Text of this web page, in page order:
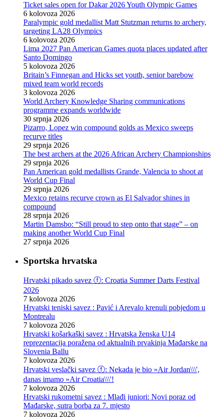
Ticket sales open for Dakar 2026 Youth Olympic Games
6 kolovoza 2026
Paralympic gold medallist Matt Stutzman returns to archery,
targeting LA28 Olympics
6 kolovoza 2026
Lima 2027 Pan American Games quota places updated after
Santo Domingo
5 kolovoza 2026
Britain’s Finnegan and Hicks set youth, senior barebow
mixed team world records
3 kolovoza 2026
World Archery Knowledge Sharing communications
programme expands worldwide
30 srpnja 2026
Pizarro, Lopez win compound golds as Mexico sweeps
recurve titles
29 srpnja 2026
The best archers at the 2026 African Archery Championships
29 srpnja 2026
Pan American gold medallists Grande, Valencia to shoot at
World Cup Final
29 srpnja 2026
Mexico retains recurve crown as El Salvador shines in
compound
28 srpnja 2026
Martin Damsbo: “Still proud to step onto that stage” – on
making another World Cup Final
27 srpnja 2026
Sportska hrvatska
Hrvatski pikado savez ⓕ: Croatia Summer Darts Festival
2026
7 kolovoza 2026
Hrvatski teniski savez : Pavić i Arevalo krenuli pobjedom u
Montrealu
7 kolovoza 2026
Hrvatski košarkaški savez : Hrvatska ženska U14
reprezentacija poražena od aktualnih prvakinja Mađarske na
Slovenia Ballu
7 kolovoza 2026
Hrvatski veslački savez ⓕ: Nekada je bio »Air Jordan\\\',
danas imamo »Air Croatia\\\'!
7 kolovoza 2026
Hrvatski rukometni savez : Mlađi juniori: Novi poraz od
Mađarske, sutra borba za 7. mjesto
7 kolovoza 2026